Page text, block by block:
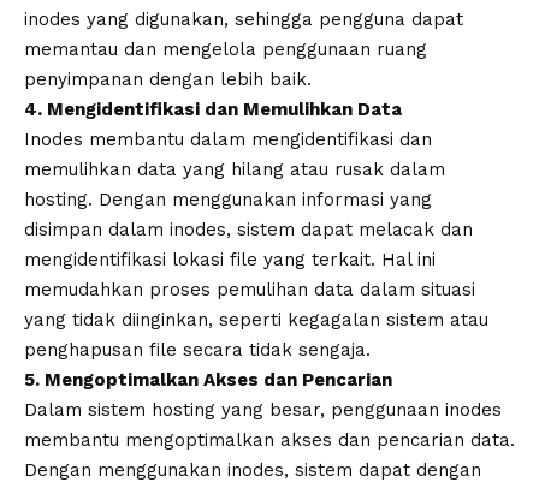
inodes yang digunakan, sehingga pengguna dapat
memantau dan mengelola penggunaan ruang
penyimpanan dengan lebih baik.
4. Mengidentifikasi dan Memulihkan Data
Inodes membantu dalam mengidentifikasi dan
memulihkan data yang hilang atau rusak dalam
hosting. Dengan menggunakan informasi yang
disimpan dalam inodes, sistem dapat melacak dan
mengidentifikasi lokasi file yang terkait. Hal ini
memudahkan proses pemulihan data dalam situasi
yang tidak diinginkan, seperti kegagalan sistem atau
penghapusan file secara tidak sengaja.
5. Mengoptimalkan Akses dan Pencarian
Dalam sistem hosting yang besar, penggunaan inodes
membantu mengoptimalkan akses dan pencarian data.
Dengan menggunakan inodes, sistem dapat dengan